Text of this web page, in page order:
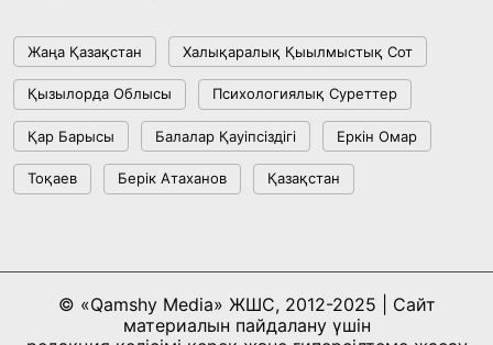
Жаңа Қазақстан Халықаралық Қыылмыстық Сот
Қызылорда Облысы Психологиялық Суреттер
Қар Барысы Балалар Қауіпсіздігі Еркін Омар
Тоқаев Берік Атаханов Қазақстан
© «Qamshy Media» ЖШС, 2012-2025 | Сайт
материалын пайдалану үшін